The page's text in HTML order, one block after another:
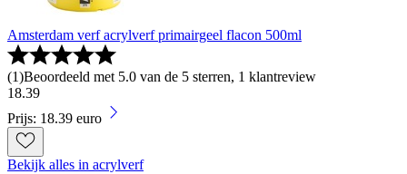
Amsterdam verf acrylverf primairgeel flacon 500ml
(1)Beoordeeld met 5.0 van de 5 sterren, 1 klantreview
18.39
Prijs: 18.39 euro
Bekijk alles in acrylverf